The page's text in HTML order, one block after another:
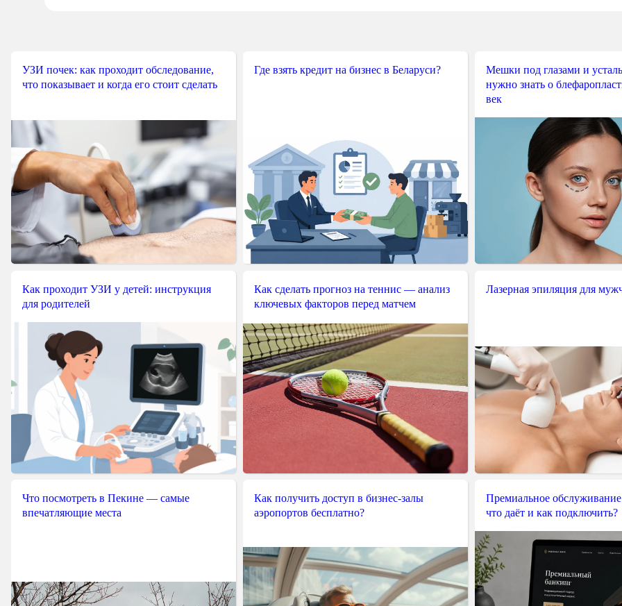
УЗИ почек: как проходит обследование,
что показывает и когда его стоит сделать
Где взять кредит на бизнес в Беларуси?
Мешки под глазами и
нужно знать о
век
Как проходит УЗИ у детей: инструкция
для родителей
Как сделать прогноз на теннис — анализ
ключевых факторов перед матчем
Лазерная эпиляция для
Что посмотреть в Пекине — самые
впечатляющие места
Как получить доступ в бизнес-залы
аэропортов бесплатно?
Премиальное
что даёт и как подключить?